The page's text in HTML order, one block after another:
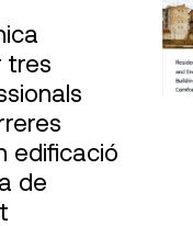
tres
edificació
de